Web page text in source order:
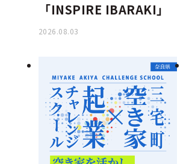
「INSPIRE IBARAKI」
2026.08.03